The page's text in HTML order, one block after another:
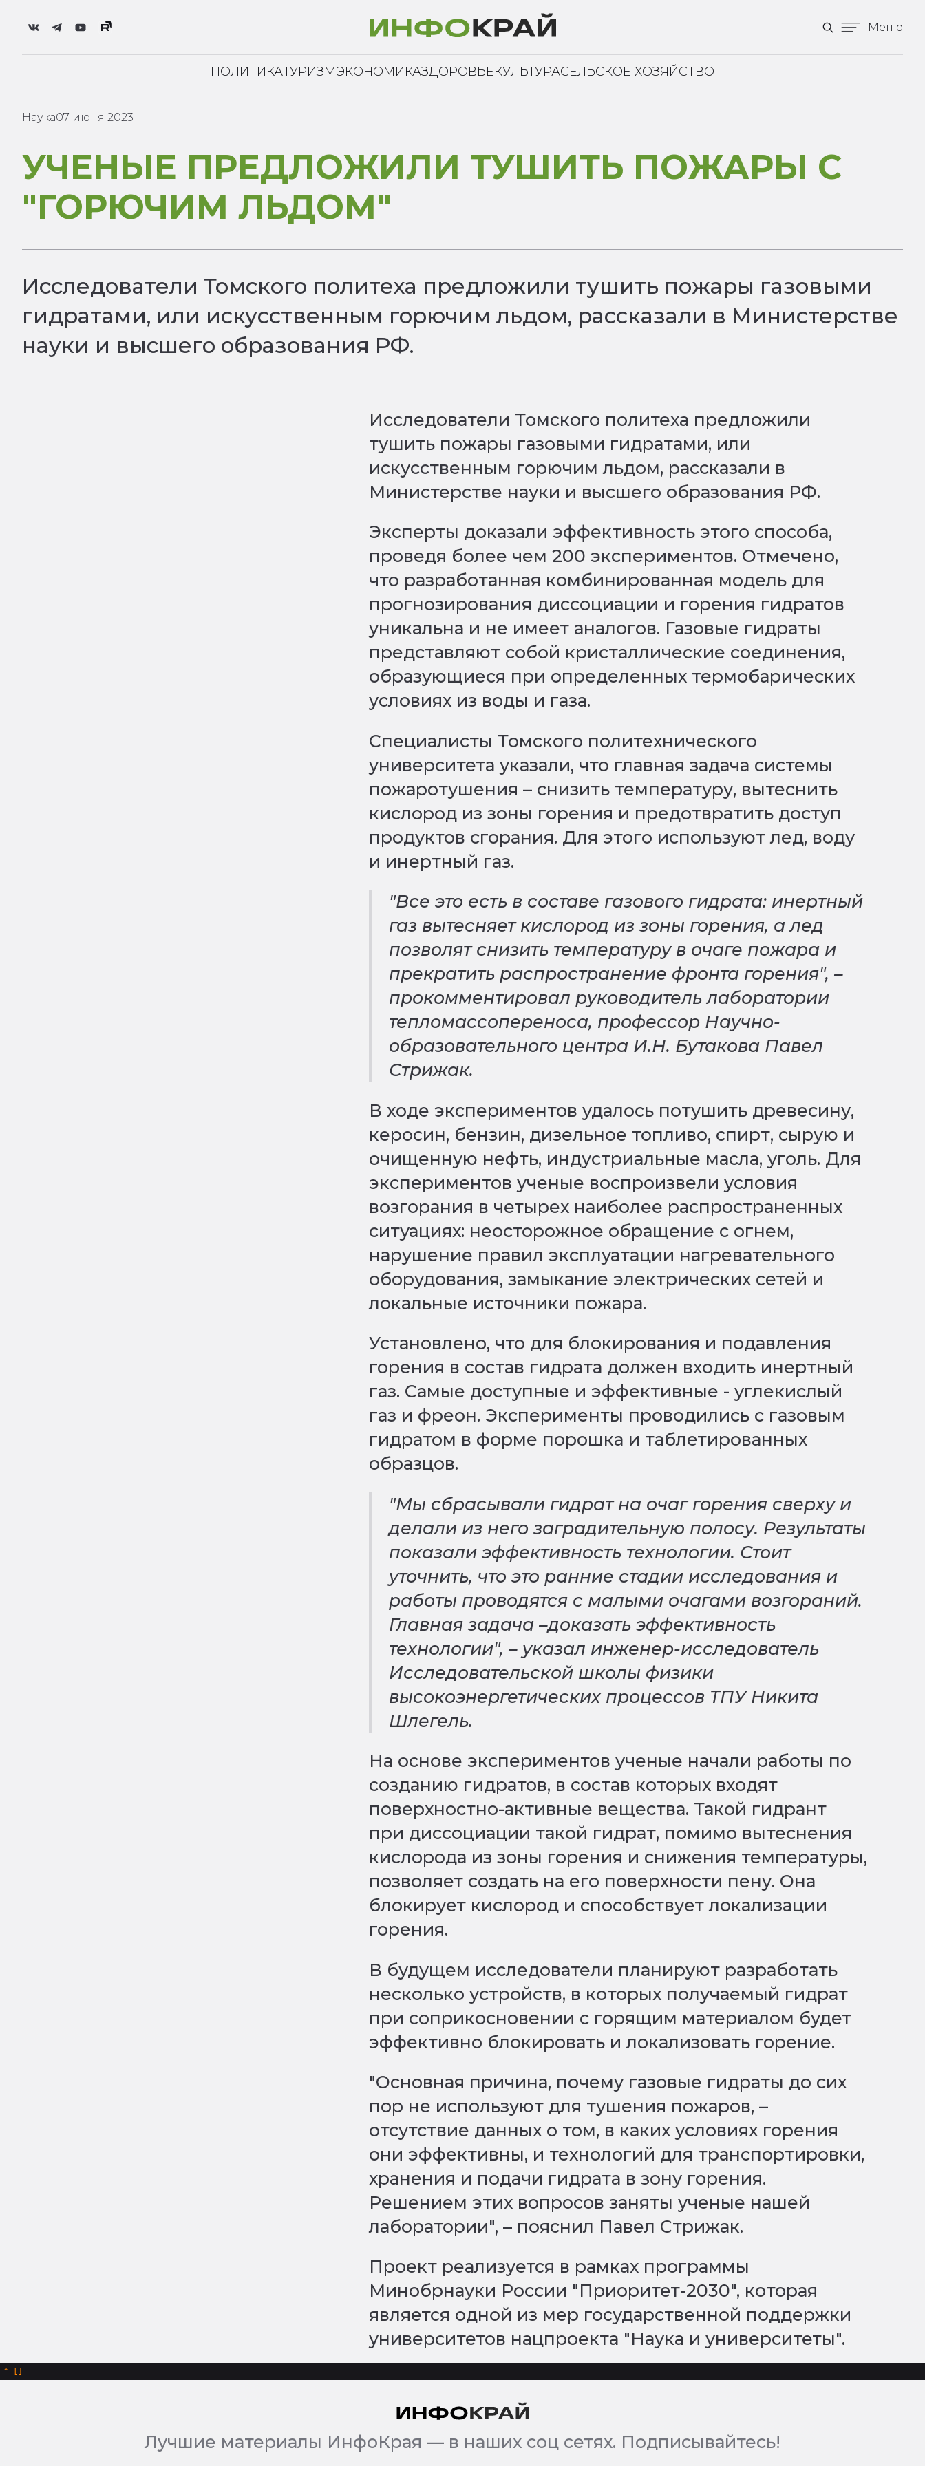
Меню
ПОЛИТИКАТУРИЗМЭКОНОМИКАЗДОРОВЬЕКУЛЬТУРАСЕЛЬСКОЕ ХОЗЯЙСТВО
Наука07 июня 2023
УЧЕНЫЕ ПРЕДЛОЖИЛИ ТУШИТЬ ПОЖАРЫ С
"ГОРЮЧИМ ЛЬДОМ"
Исследователи Томского политеха предложили тушить пожары газовыми
гидратами, или искусственным горючим льдом, рассказали в Министерстве
науки и высшего образования РФ.
Исследователи Томского политеха предложили
тушить пожары газовыми гидратами, или
искусственным горючим льдом, рассказали в
Министерстве науки и высшего образования РФ.
Эксперты доказали эффективность этого способа,
проведя более чем 200 экспериментов. Отмечено,
что разработанная комбинированная модель для
прогнозирования диссоциации и горения гидратов
уникальна и не имеет аналогов. Газовые гидраты
представляют собой кристаллические соединения,
образующиеся при определенных термобарических
условиях из воды и газа.
Специалисты Томского политехнического
университета указали, что главная задача системы
пожаротушения – снизить температуру, вытеснить
кислород из зоны горения и предотвратить доступ
продуктов сгорания. Для этого используют лед, воду
и инертный газ.
"Все это есть в составе газового гидрата: инертный
газ вытесняет кислород из зоны горения, а лед
позволят снизить температуру в очаге пожара и
прекратить распространение фронта горения", –
прокомментировал руководитель лаборатории
тепломассопереноса, профессор Научно-
образовательного центра И.Н. Бутакова Павел
Стрижак.
В ходе экспериментов удалось потушить древесину,
керосин, бензин, дизельное топливо, спирт, сырую и
очищенную нефть, индустриальные масла, уголь. Для
экспериментов ученые воспроизвели условия
возгорания в четырех наиболее распространенных
ситуациях: неосторожное обращение с огнем,
нарушение правил эксплуатации нагревательного
оборудования, замыкание электрических сетей и
локальные источники пожара.
Установлено, что для блокирования и подавления
горения в состав гидрата должен входить инертный
газ. Самые доступные и эффективные - углекислый
газ и фреон. Эксперименты проводились с газовым
гидратом в форме порошка и таблетированных
образцов.
"Мы сбрасывали гидрат на очаг горения сверху и
делали из него заградительную полосу. Результаты
показали эффективность технологии. Стоит
уточнить, что это ранние стадии исследования и
работы проводятся с малыми очагами возгораний.
Главная задача –доказать эффективность
технологии", – указал инженер-исследователь
Исследовательской школы физики
высокоэнергетических процессов ТПУ Никита
Шлегель.
На основе экспериментов ученые начали работы по
созданию гидратов, в состав которых входят
поверхностно-активные вещества. Такой гидрант
при диссоциации такой гидрат, помимо вытеснения
кислорода из зоны горения и снижения температуры,
позволяет создать на его поверхности пену. Она
блокирует кислород и способствует локализации
горения.
В будущем исследователи планируют разработать
несколько устройств, в которых получаемый гидрат
при соприкосновении с горящим материалом будет
эффективно блокировать и локализовать горение.
"Основная причина, почему газовые гидраты до сих
пор не используют для тушения пожаров, –
отсутствие данных о том, в каких условиях горения
они эффективны, и технологий для транспортировки,
хранения и подачи гидрата в зону горения.
Решением этих вопросов заняты ученые нашей
лаборатории", – пояснил Павел Стрижак.
Проект реализуется в рамках программы
Минобрнауки России "Приоритет-2030", которая
является одной из мер государственной поддержки
университетов нацпроекта "Наука и университеты".
^
Лучшие материалы ИнфоКрая — в наших соц сетях. Подписывайтесь!